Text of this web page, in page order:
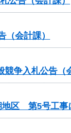
会計課）
争入札公告（
区 第5号工事